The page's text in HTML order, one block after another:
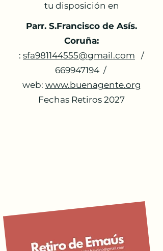
tu disposición en
Parr. S.Francisco de Asís.
Coruña:
: sfa981144555@gmail.com /
669947194/
web: www.buenagente.org
Fechas Retiros 2027